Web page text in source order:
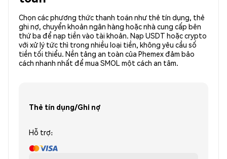
Chọn các phương thức thanh toán như thẻ tín dụng, thẻ
ghi nợ, chuyển khoản ngân hàng hoặc nhà cung cấp bên
thứ ba để nạp tiền vào tài khoản. Nạp USDT hoặc crypto
với xử lý tức thì trong nhiều loại tiền, không yêu cầu số
tiền tối thiểu. Nền tảng an toàn của Phemex đảm bảo
cách nhanh nhất để mua SMOL một cách an tâm.
Thẻ tín dụng/Ghi nợ
Hỗ trợ: